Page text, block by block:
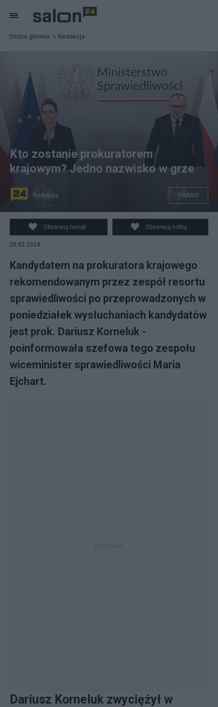
Strona główna Redakcja
Minister sprawiedliwości, prokurator generalny Adam
Bodnar (P) oraz wiceminister sprawiedliwości Maria
Ejchart (L) podczas konferencji prasowej po
wysłuchaniu kandydatów na stanowisko prokuratora
(amb) PA
Kto zostanie prokuratorem
krajowym? Jedno nazwisko w grze
Redakcja PRAWO
Obserwuj temat Obserwuj notkę
26.02.2024
Kandydatem na prokuratora krajowego
rekomendowanym przez zespół resortu
sprawiedliwości po przeprowadzonych w
poniedziałek wysłuchaniach kandydatów
jest prok. Dariusz Korneluk -
poinformowała szefowa tego zespołu
wiceminister sprawiedliwości Maria
Ejchart.
Dariusz Korneluk zwyciężył w